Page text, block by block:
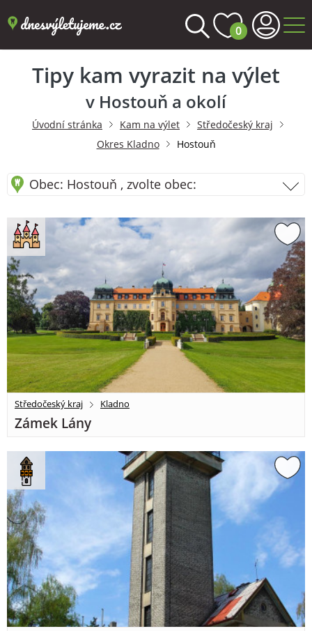
0
Tipy kam vyrazit na výlet
v Hostouň a okolí
Úvodní stránka Kam na výlet
Středočeský kraj
Okres Kladno
Hostouň
Obec: Hostouň , zvolte obec:
Středočeský kraj Kladno
Zámek Lány